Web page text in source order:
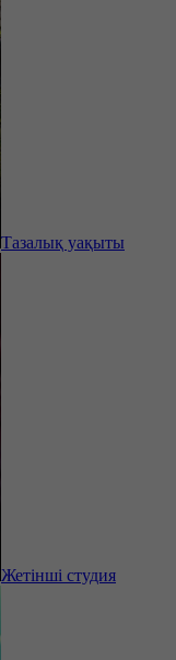
Тазалық уақыты
Жетінші студия